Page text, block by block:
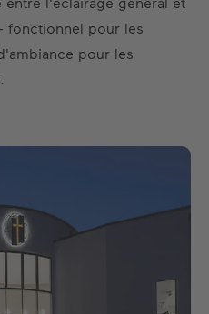
fonctionnel pour les
pour les